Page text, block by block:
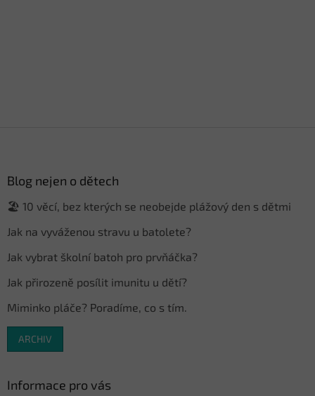
Blog nejen o dětech
🏖️ 10 věcí, bez kterých se neobejde plážový den s dětmi
Jak na vyváženou stravu u batolete?
Jak vybrat školní batoh pro prvňáčka?
Jak přirozeně posílit imunitu u dětí?
Miminko pláče? Poradíme, co s tím.
ARCHIV
Informace pro vás